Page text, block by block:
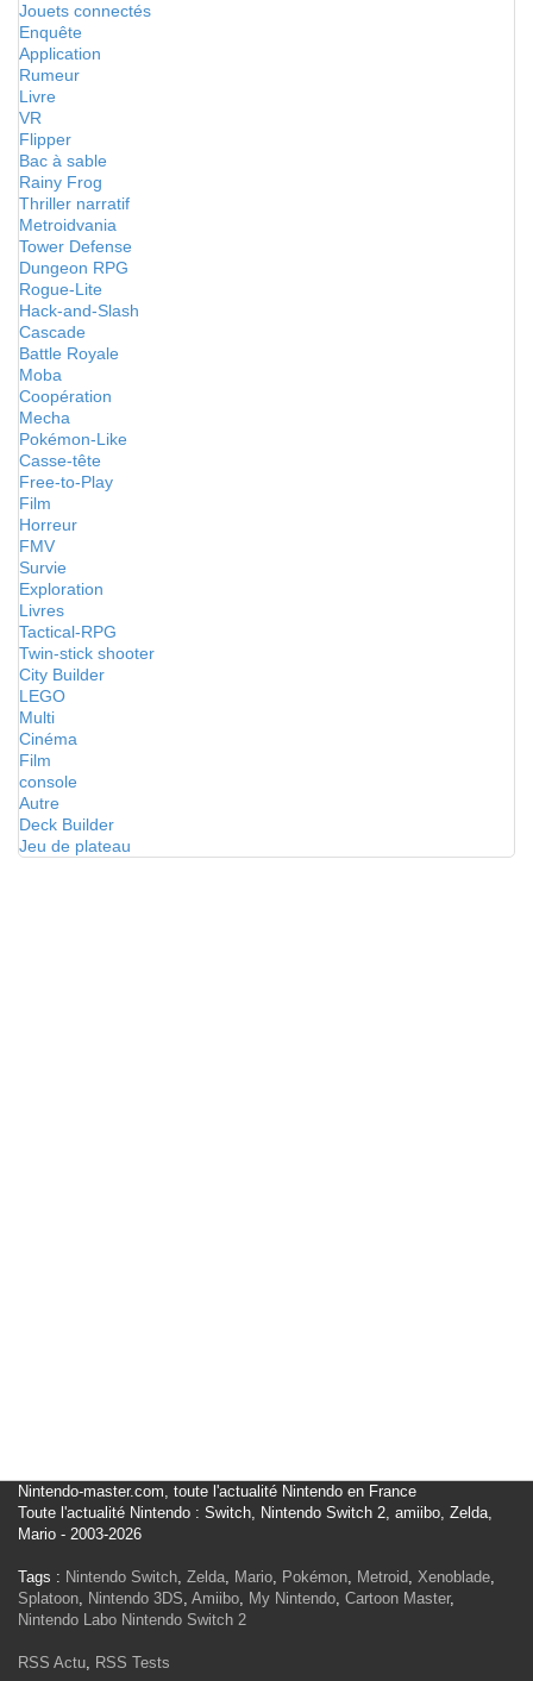
Jouets connectés
Enquête
Application
Rumeur
Livre
VR
Flipper
Bac à sable
Rainy Frog
Thriller narratif
Metroidvania
Tower Defense
Dungeon RPG
Rogue-Lite
Hack-and-Slash
Cascade
Battle Royale
Moba
Coopération
Mecha
Pokémon-Like
Casse-tête
Free-to-Play
Film
Horreur
FMV
Survie
Exploration
Livres
Tactical-RPG
Twin-stick shooter
City Builder
LEGO
Multi
Cinéma
Film
console
Autre
Deck Builder
Jeu de plateau
Nintendo-master.com, toute l'actualité Nintendo en France
Toute l'actualité Nintendo : Switch, Nintendo Switch 2, amiibo, Zelda,
Mario - 2003-2026
Tags : Nintendo Switch, Zelda, Mario, Pokémon, Metroid, Xenoblade,
Splatoon, Nintendo 3DS, Amiibo, My Nintendo, Cartoon Master,
Nintendo Labo Nintendo Switch 2
RSS Actu, RSS Tests